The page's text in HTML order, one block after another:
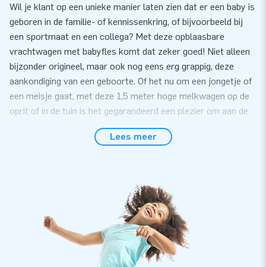
Wil je klant op een unieke manier laten zien dat er een baby is
geboren in de familie- of kennissenkring, of bijvoorbeeld bij
een sportmaat en een collega? Met deze opblaasbare
vrachtwagen met babyfles komt dat zeker goed! Niet alleen
bijzonder origineel, maar ook nog eens erg grappig, deze
aankondiging van een geboorte. Of het nu om een jongetje of
een meisje gaat, met deze 1,5 meter hoge melkwagen op de
oprit of in de tuin is het gegarandeerd een plezier om aan de
eerste weken terug te denken!
Je levert met dit JB kwaliteitsproduct alles aan jouw klant
om hem of haar een feestelijke tijd te bezorgen. De
vrachtwagen is in een mum van tijd – binnen 5 minuten! –
opgezet. Daar helpt het opzetschema bij. En ook alle andere
benodigdheden (transportzak, verankermateriaal en zelfs een
Lees meer